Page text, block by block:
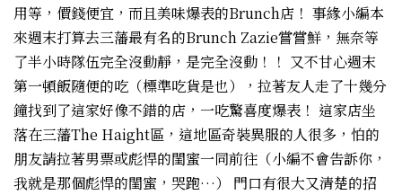
用等，價錢便宜，而且美味爆表的Brunch店！ 事緣小編本
來週末打算去三藩最有名的Brunch Zazie嘗嘗鮮，無奈等
了半小時隊伍完全沒動靜，是完全沒動！！ 又不甘心週末
第一頓飯隨便的吃（標準吃貨是也），拉著友人走了十幾分
鐘找到了這家好像不錯的店，一吃驚喜度爆表！ 這家店坐
落在三藩The Haight區，這地區奇裝異服的人很多，怕的
朋友請拉著男票或彪悍的閨蜜一同前往（小編不會告訴你，
我就是那個彪悍的閨蜜，哭跑…） 門口有很大又清楚的招